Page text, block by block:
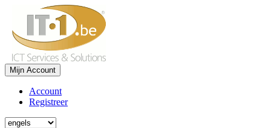
Mijn Account
Account
Registreer